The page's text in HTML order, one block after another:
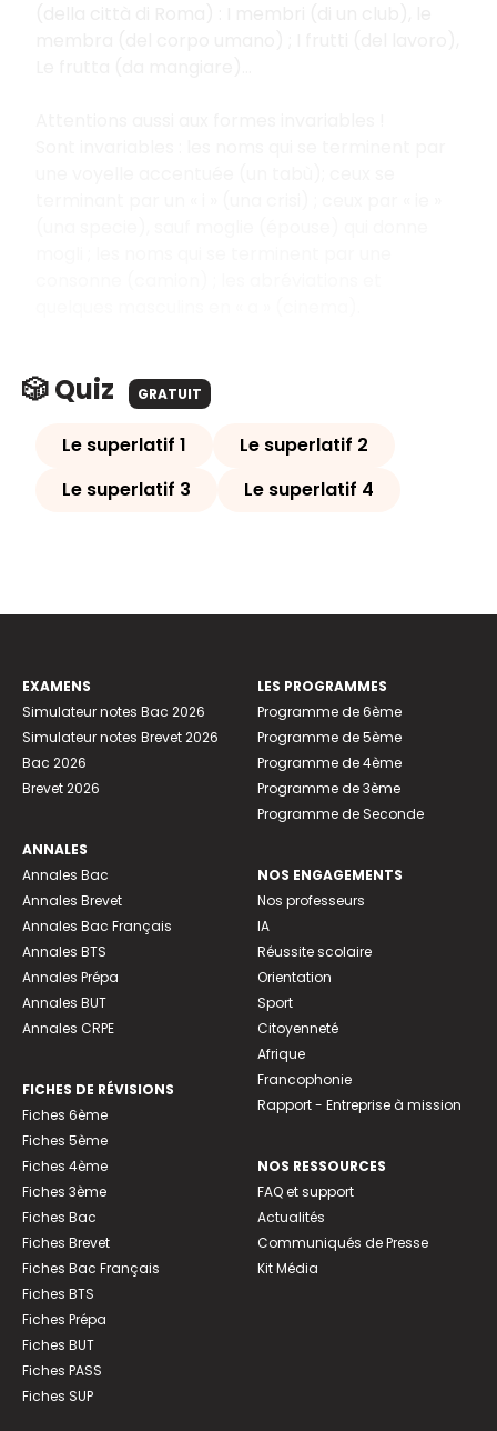
🎲 Quiz GRATUIT
Le superlatif 1
Le superlatif 2
Le superlatif 3
Le superlatif 4
EXAMENS
Simulateur notes Bac 2026
Simulateur notes Brevet 2026
Bac 2026
Brevet 2026
ANNALES
Annales Bac
Annales Brevet
Annales Bac Français
Annales BTS
Annales Prépa
Annales BUT
Annales CRPE
FICHES DE RÉVISIONS
Fiches 6ème
Fiches 5ème
Fiches 4ème
Fiches 3ème
Fiches Bac
Fiches Brevet
Fiches Bac Français
Fiches BTS
Fiches Prépa
Fiches BUT
Fiches PASS
Fiches SUP
LES PROGRAMMES
Programme de 6ème
Programme de 5ème
Programme de 4ème
Programme de 3ème
Programme de Seconde
NOS ENGAGEMENTS
Nos professeurs
IA
Réussite scolaire
Orientation
Sport
Citoyenneté
Afrique
Francophonie
Rapport - Entreprise à mission
NOS RESSOURCES
FAQ et support
Actualités
Communiqués de Presse
Kit Média